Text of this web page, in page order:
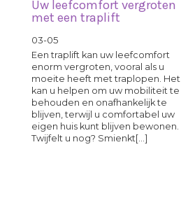
Uw leefcomfort vergroten
met een traplift
03-05
Een traplift kan uw leefcomfort
enorm vergroten, vooral als u
moeite heeft met traplopen. Het
kan u helpen om uw mobiliteit te
behouden en onafhankelijk te
blijven, terwijl u comfortabel uw
eigen huis kunt blijven bewonen.
Twijfelt u nog? Smienkt[...]